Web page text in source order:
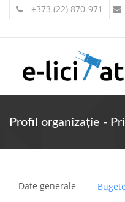
+373 (22) 870-971
Profil organizație -
Date generale